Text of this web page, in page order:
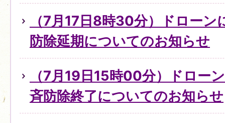
（7月17日8時30分）ドローン
防除延期についてのお知らせ
（7月19日15時00分）ドロー
斉防除終了についてのお知らせ